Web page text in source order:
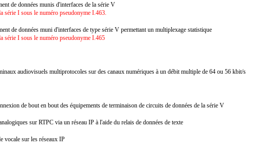
de données munis d'interfaces de la série V
série I sous le numéro pseudonyme I.463.
de données muni d'interfaces de type série V permettant un multiplexage statistique
série I sous le numéro pseudonyme I.465
audiovisuels multiprotocoles sur des canaux numériques à un débit multiple de 64 ou 56 kbit/s
de bout en bout des équipements de terminaison de circuits de données de la série V
sur RTPC via un réseau IP à l'aide du relais de données de texte
vocale sur les réseaux IP